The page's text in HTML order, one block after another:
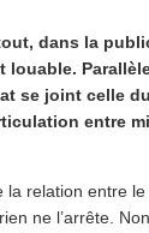
dans la
louable.
se joint celle
entre
la relation entre
ne l’arrête.